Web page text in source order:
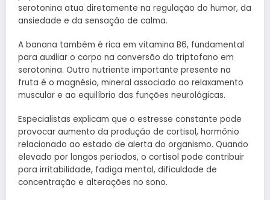
serotonina atua diretamente na regulação do humor, da
ansiedade e da sensação de calma.
A banana também é rica em vitamina B6, fundamental
para auxiliar o corpo na conversão do triptofano em
serotonina. Outro nutriente importante presente na
fruta é o magnésio, mineral associado ao relaxamento
muscular e ao equilíbrio das funções neurológicas.
Especialistas explicam que o estresse constante pode
provocar aumento da produção de cortisol, hormônio
relacionado ao estado de alerta do organismo. Quando
elevado por longos períodos, o cortisol pode contribuir
para irritabilidade, fadiga mental, dificuldade de
concentração e alterações no sono.